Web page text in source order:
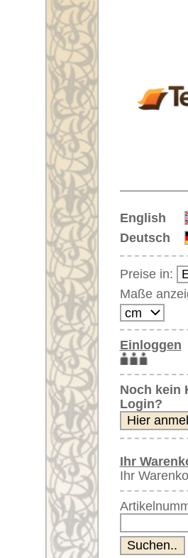
English
Deutsch
Preise in:
Maße anzeigen in:
Einloggen
Noch kein Kunden-
Login?
Ihr Warenkorb:
Ihr Warenkorb ist leer.
Artikelnummer:
Moderne Teppiche
Orientteppiche
Unifarben/ungemustert
Seidenteppiche
Große Teppiche
(über 300x200 cm)
Sehr große XL Teppiche
(über 400x200 cm)
Riesige XXL Teppiche
(über 600x200 cm)
Läufer / Galerien
Runde & ovale Teppiche
Antike Teppiche
Antike China Teppiche